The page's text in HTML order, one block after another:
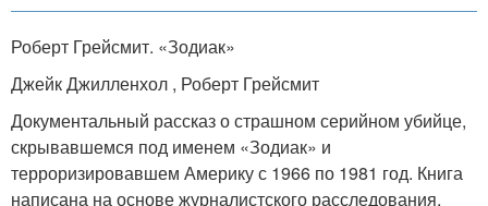
Роберт Грейсмит. «Зодиак»
Джейк Джилленхол , Роберт Грейсмит
Документальный рассказ о страшном серийном убийце,
скрывавшемся под именем «Зодиак» и
терроризировавшем Америку с 1966 по 1981 год. Книга
написана на основе журналистского расследования,